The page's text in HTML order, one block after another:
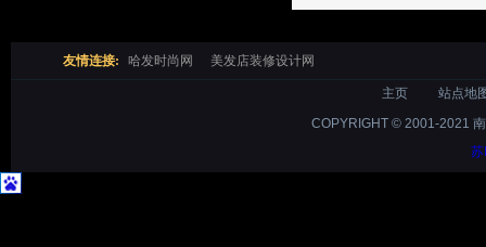
龙设计案例
友情连接: 哈发时尚网 美发店装修设计网
主页 站点地
COPYRIGHT © 2001-2021